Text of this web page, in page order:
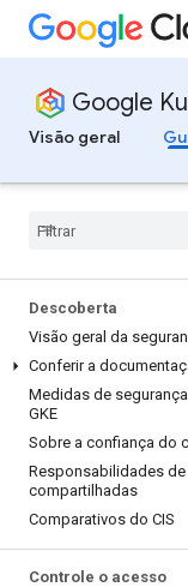
Google
Visão geral
Descoberta
Visão geral da
Conferir a
Medidas de
GKE
Sobre a confiança do
Responsabilidades de
compartilhadas
Comparativos do CIS
Controle o acesso